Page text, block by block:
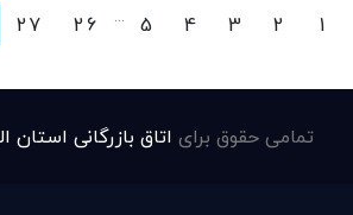
1
2
3
4
5
...
26
27
تمامی حقوق برای اتاق بازرگانی استان